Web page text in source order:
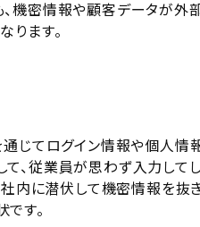
、機密情報や顧客データが外
ります。
じてログイン情報や個人情
、従業員が思わず入力してし
社内に潜伏して機密情報を抜
す。